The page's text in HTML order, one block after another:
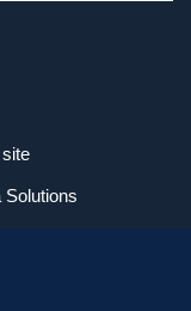
Solutions